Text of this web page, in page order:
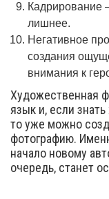
Кадрирование
лишнее.
Негативное
создания
внимания к
Художественная
язык и, если
то уже можно
фотографию.
начало новому
очередь, станет